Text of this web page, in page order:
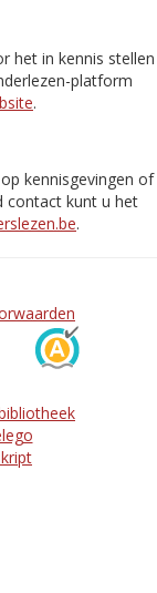
het in kennis stellen
platform
.
kennisgevingen of
contact kunt u het
.